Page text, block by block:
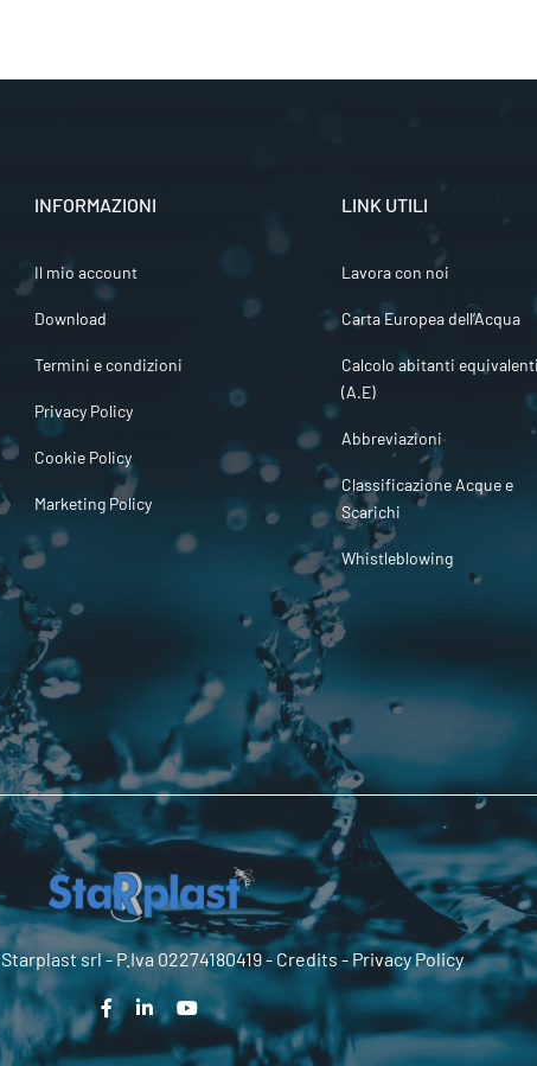
INFORMAZIONI
Il mio account
Download
Termini e condizioni
Privacy Policy
Cookie Policy
Marketing Policy
LINK UTILI
Lavora con noi
Carta Europea dell’Acqua
Calcolo abitanti equivalenti
(A.E)
Abbreviazioni
Classificazione Acque e
Scarichi
Whistleblowing
Starplast srl- P.Iva 02274180419 - Credits -Privacy Policy